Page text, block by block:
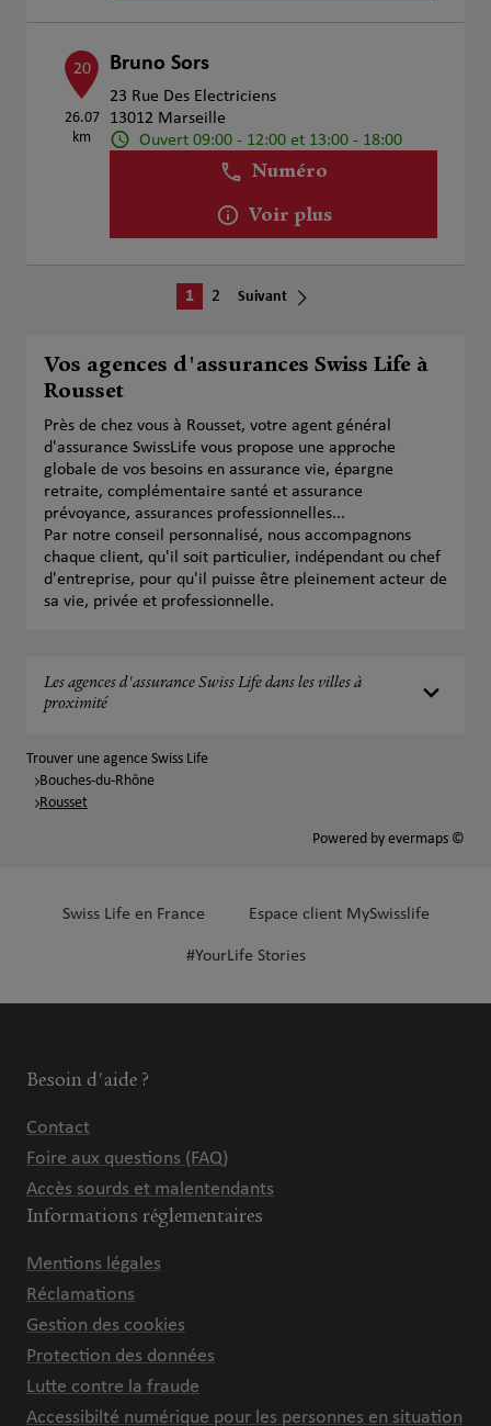
20
26.07
km
Bruno Sors
23 Rue Des Electriciens
13012 Marseille
Ouvert 09:00 - 12:00 et 13:00 - 18:00
Numéro
Voir plus
1 2 Suivant
Vos agences d'assurances Swiss Life à
Rousset
Près de chez vous à Rousset, votre agent général
d'assurance SwissLife vous propose une approche
globale de vos besoins en assurance vie, épargne
retraite, complémentaire santé et assurance
prévoyance, assurances professionnelles...
Par notre conseil personnalisé, nous accompagnons
chaque client, qu'il soit particulier, indépendant ou chef
d'entreprise, pour qu'il puisse être pleinement acteur de
sa vie, privée et professionnelle.
Les agences d'assurance Swiss Life dans les villes à
proximité
Trouver une agence Swiss Life
Bouches-du-Rhône
Rousset
Powered by evermaps ©
Swiss Life en France Espace client MySwisslife
#YourLife Stories
Besoin d'aide ?
Contact
Foire aux questions (FAQ)
Accès sourds et malentendants
Informations réglementaires
Mentions légales
Réclamations
Gestion des cookies
Protection des données
Lutte contre la fraude
Accessibilté numérique pour les personnes en situation